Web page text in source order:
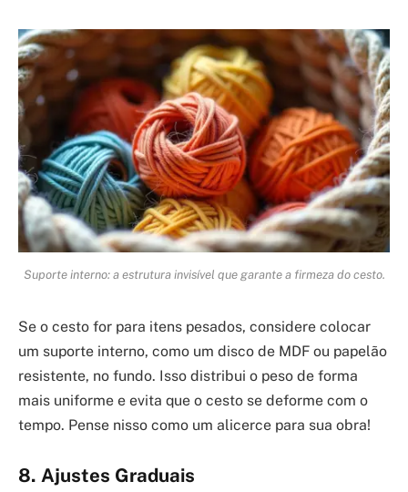
Suporte interno: a estrutura invisível que garante a firmeza do cesto.
Se o cesto for para itens pesados, considere colocar
um suporte interno, como um disco de MDF ou papelão
resistente, no fundo. Isso distribui o peso de forma
mais uniforme e evita que o cesto se deforme com o
tempo. Pense nisso como um alicerce para sua obra!
8. Ajustes Graduais